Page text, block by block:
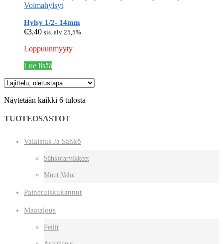
Voimahylsyt
Hylsy 1/2- 14mm
€3,40 sis. alv 25,5%
Loppuunmyyty
Lue lisää
Näytetään kaikki 6 tulosta
TUOTEOSASTOT
Valaistus Ja Sähkö
Sähkötarvikkeet
Muut Valot
Paineruiskukannut
Maatalous
Peilit